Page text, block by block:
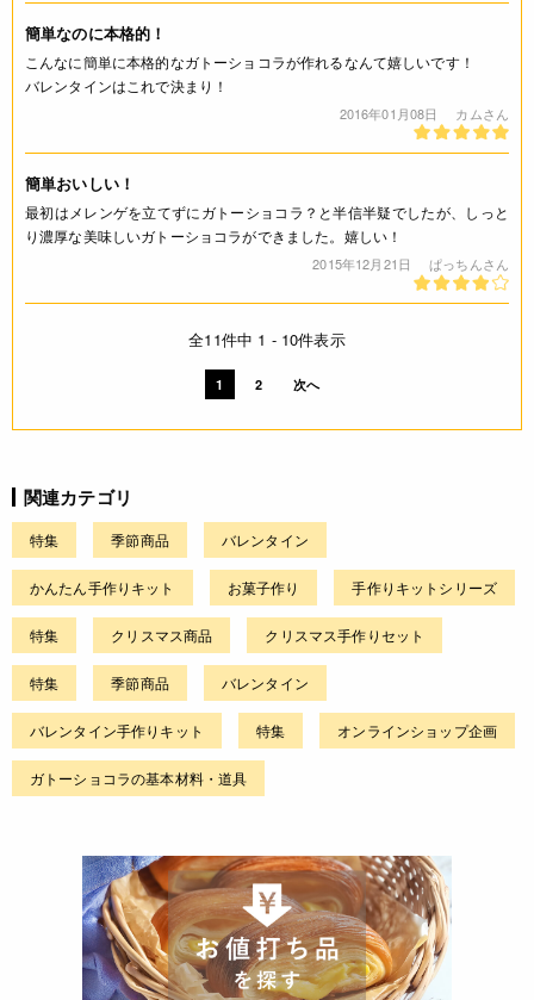
簡単なのに本格的！
こんなに簡単に本格的なガトーショコラが作れるなんて嬉しいです！
バレンタインはこれで決まり！
2016年01月08日 カムさん
簡単おいしい！
最初はメレンゲを立てずにガトーショコラ？と半信半疑でしたが、しっと
り濃厚な美味しいガトーショコラができました。嬉しい！
2015年12月21日 ぱっちんさん
全11件中 1 - 10件表示
1 2 次へ
関連カテゴリ
特集 季節商品 バレンタイン
かんたん手作りキット お菓子作り 手作りキットシリーズ
特集 クリスマス商品 クリスマス手作りセット
特集 季節商品 バレンタイン
バレンタイン手作りキット 特集 オンラインショップ企画
ガトーショコラの基本材料・道具